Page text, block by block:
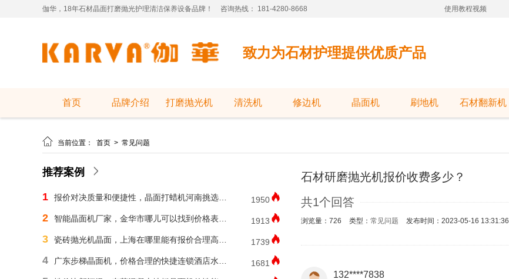
伽华，18年石材晶面打磨抛光护理清洁保养设备品牌！ 咨询热线： 181-4280-8668 使用教程视频
致力为石材护理提供优质产品
首页 品牌介绍 打磨抛光机 清洗机 修边机 晶面机 刷地机 石材翻新机
 当前位置： 首页 > 常见问题
石材研磨抛光机报价收费多少？
共1个回答
浏览量：726 类型： 常见问题 发布时间：2023-05-16 13:31:36
132****7838
推荐案例
1 1950
2 1913
3 1739
4 1681